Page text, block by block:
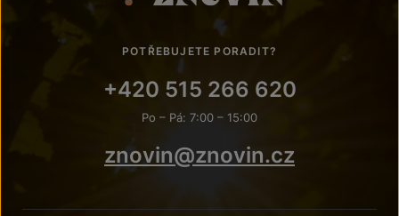
POTŘEBUJETE PORADIT?
+420 515 266 620
Po – Pá: 7:00 – 15:00
znovin@znovin.cz